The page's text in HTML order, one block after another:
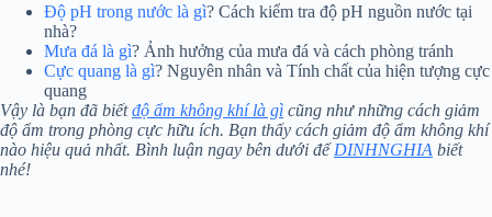
Độ pH trong nước là gì? Cách kiểm tra độ pH nguồn nước tại
nhà?
Mưa đá là gì? Ảnh hưởng của mưa đá và cách phòng tránh
Cực quang là gì? Nguyên nhân và Tính chất của hiện tượng cực
quang
Vậy là bạn đã biếtđộ ẩm không khí là gì cũng như những cách giảm
độ ẩm trong phòng cực hữu ích. Bạn thấy cách giảm độ ẩm không khí
nào hiệu quả nhất. Bình luận ngay bên dưới đểDINHNGHIA biết
nhé!